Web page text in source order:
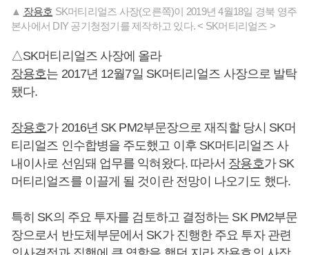
▲ 장용호 SK머티리얼즈 사장(오른쪽)이 2019년 4월18일 경북 영주
본사에서 DIY 공기청정기를 제작하고 있다. < SK머티리얼즈 >
△SK머티리얼즈 사장에 올라
장용호는 2017년 12월7일 SK머티리얼즈 사장으로 발탁
됐다.
장용호가 2016년 SK PM2부문장으로 재직할 당시 SK머
티리얼즈 인수합병을 주도했고 이후 SK머티리얼즈 사
내이사로 선임돼 업무를 익혀왔다. 따라서 장용호가 SK
머티리얼즈를 이끌게 될 것이란 전망이 나오기도 했다.
특히 SK의 주요 투자를 검토하고 결정하는 SK PM2부문
장으로서 반도체부문에서 SK가 진행한 주요 투자 관련